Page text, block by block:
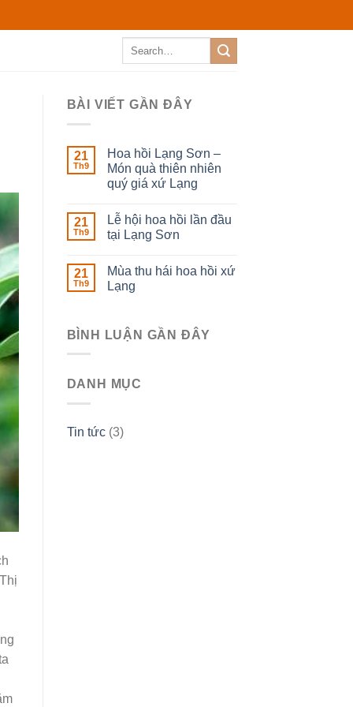
BÀI VIẾT GẦN ĐÂY
21
Th9
Hoa hồi Lạng Sơn –
Món quà thiên nhiên
quý giá xứ Lạng
21
Th9
Lễ hội hoa hồi lần đầu
tại Lạng Sơn
21
Th9
Mùa thu hái hoa hồi xứ
Lạng
BÌNH LUẬN GẦN ĐÂY
DANH MỤC
Tin tức(3)